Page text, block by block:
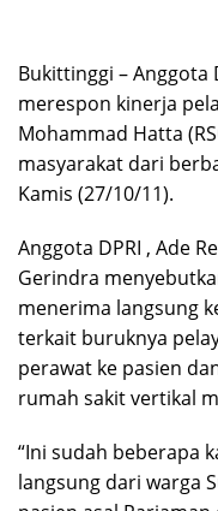
​​​​​​​Bukittinggi – Anggota
merespon kinerja
Mohammad Hatta
masyarakat dari
Kamis (27/10/11).
Anggota DPRI , Ade
Gerindra
menerima langsung
terkait buruknya
perawat ke pasien
rumah sakit vertikal
“Ini sudah beberapa
langsung dari warga